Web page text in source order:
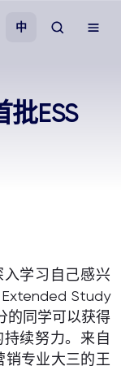
中
ESS
学习自己感兴
Study
的同学可以获得
持续努力。来自
销专业大三的王